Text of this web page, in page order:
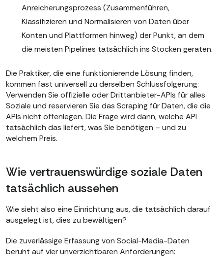
Anreicherungsprozess (Zusammenführen,
Klassifizieren und Normalisieren von Daten über
Konten und Plattformen hinweg) der Punkt, an dem
die meisten Pipelines tatsächlich ins Stocken geraten.
Die Praktiker, die eine funktionierende Lösung finden,
kommen fast universell zu derselben Schlussfolgerung:
Verwenden Sie offizielle oder Drittanbieter-APIs für alles
Soziale und reservieren Sie das Scraping für Daten, die die
APIs nicht offenlegen. Die Frage wird dann, welche API
tatsächlich das liefert, was Sie benötigen – und zu
welchem Preis.
Wie vertrauenswürdige soziale Daten
tatsächlich aussehen
Wie sieht also eine Einrichtung aus, die tatsächlich darauf
ausgelegt ist, dies zu bewältigen?
Die zuverlässige Erfassung von Social-Media-Daten
beruht auf vier unverzichtbaren Anforderungen: